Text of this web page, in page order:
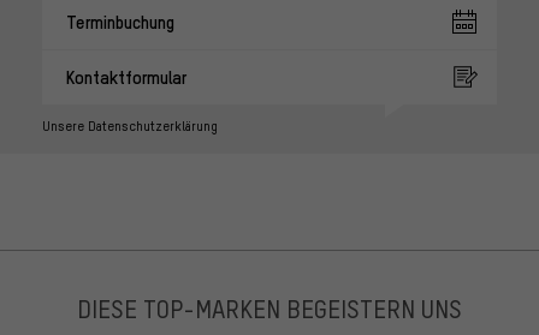
Terminbuchung
Kontaktformular
Unsere Datenschutzerklärung
DIESE TOP-MARKEN BEGEISTERN UNS